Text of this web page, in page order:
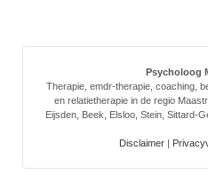
Psycholoog
Therapie, emdr-therapie, coaching,
en relatietherapie in de regio
Eijsden, Beek, Elsloo, Stein, Sittard-
Disclaimer |